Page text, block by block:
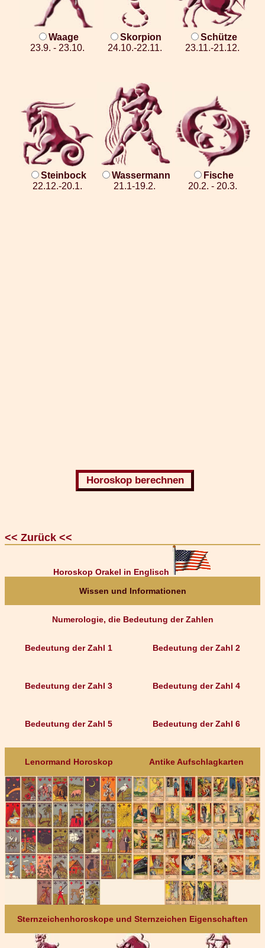
Waage
23.9. - 23.10.
Skorpion
24.10.-22.11.
Schütze
23.11.-21.12.
Steinbock
22.12.-20.1.
Wassermann
21.1-19.2.
Fische
20.2. - 20.3.
<< Zurück <<
Horoskop Orakel in Englisch
Wissen und Informationen
Numerologie, die Bedeutung der Zahlen
Bedeutung der Zahl 1
Bedeutung der Zahl 3
Bedeutung der Zahl 5
Bedeutung der Zahl 2
Bedeutung der Zahl 4
Bedeutung der Zahl 6
Lenormand Horoskop Antike Aufschlagkarten
Sternzeichenhoroskope und Sternzeichen Eigenschaften